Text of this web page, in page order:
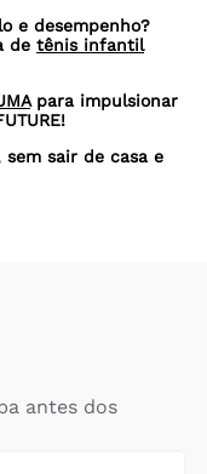
e desempenho?
de tênis infantil
para impulsionar
sem sair de casa e
antes dos